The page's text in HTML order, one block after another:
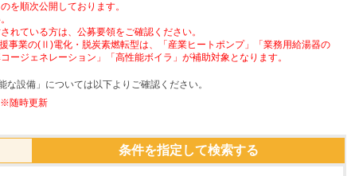
を順次公開しております。
ている方は、公募要領をご確認ください。
事業の(Ⅱ)電化・脱炭素燃転型は、「産業ヒートポンプ」「業務用給湯器の
ージェネレーション」「高性能ボイラ」が補助対象となります。
設備」については以下よりご確認ください。
随時更新
条件を指定して検索する